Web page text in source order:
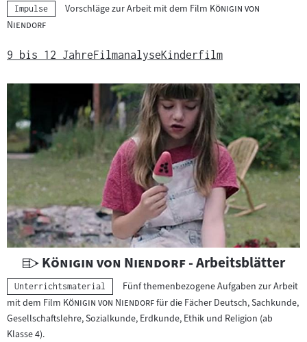
r
i
h
s
m
t
e
r
i
a
l
:
Kategorie:
Impulse Vorschläge zur Arbeit mit dem Film "Königin von
Niendorf"
9 bis 12 JahreFilmanalyseKinderfilm
U
n
t
e
r
"
Königin von Niendorf"
- Arbeitsblätter
Kategorie:
Unterrichtsmaterial
Fünf themenbezogene Aufgaben zur Arbeit
mit dem Film "Königin von Niendorf"für die Fächer Deutsch, Sachkunde,
Gesellschaftslehre, Sozialkunde, Erdkunde, Ethik und Religion (ab
Klasse 4).